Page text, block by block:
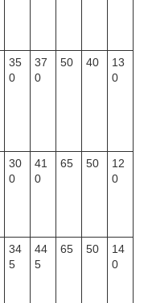
35
0
37
0
50 40
13
0
30
0
41
0
65 50
12
0
34
5
44
5
65 50
14
0